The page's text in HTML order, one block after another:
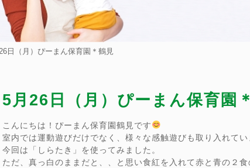
日（月）ぴーまん保育園＊鶴見
5月26日（月）ぴーまん保育園
こんにちは！ぴーまん保育園鶴見です
室内では運動遊びだけでなく、様々な感触遊びも取り入れてい
今回は「しらたき」を使ってみました。
ただ、真っ白のままだと、、と思い食紅を入れて赤と青の２食